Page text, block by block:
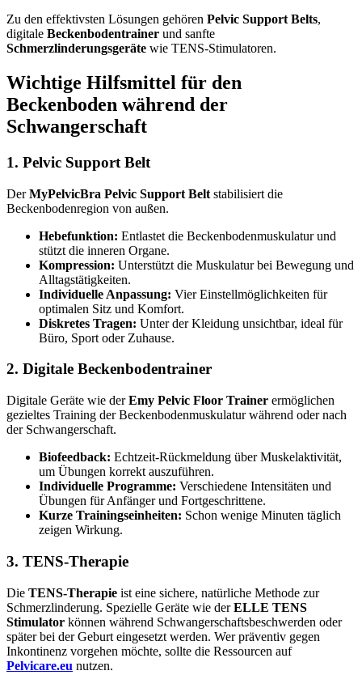
Zu den effektivsten Lösungen gehören Pelvic Support Belts,
digitale Beckenbodentrainer und sanfte
Schmerzlinderungsgeräte wie TENS-Stimulatoren.
Wichtige Hilfsmittel für den
Beckenboden während der
Schwangerschaft
1. Pelvic Support Belt
DerMyPelvicBra Pelvic Support Belt stabilisiert die
Beckenbodenregion von außen.
Hebefunktion: Entlastet die Beckenbodenmuskulatur und
stützt die inneren Organe.
Kompression: Unterstützt die Muskulatur bei Bewegung und
Alltagstätigkeiten.
Individuelle Anpassung: Vier Einstellmöglichkeiten für
optimalen Sitz und Komfort.
Diskretes Tragen: Unter der Kleidung unsichtbar, ideal für
Büro, Sport oder Zuhause.
2. Digitale Beckenbodentrainer
Digitale Geräte wie derEmy Pelvic Floor Trainer ermöglichen
gezieltes Training der Beckenbodenmuskulatur während oder nach
der Schwangerschaft.
Biofeedback: Echtzeit-Rückmeldung über Muskelaktivität,
um Übungen korrekt auszuführen.
Individuelle Programme: Verschiedene Intensitäten und
Übungen für Anfänger und Fortgeschrittene.
Kurze Trainingseinheiten: Schon wenige Minuten täglich
zeigen Wirkung.
3. TENS-Therapie
Die TENS-Therapie ist eine sichere, natürliche Methode zur
Schmerzlinderung. Spezielle Geräte wie derELLE TENS
Stimulator können während Schwangerschaftsbeschwerden oder
später bei der Geburt eingesetzt werden. Wer präventiv gegen
Inkontinenz vorgehen möchte, sollte die Ressourcen auf
Pelvicare.eu nutzen.